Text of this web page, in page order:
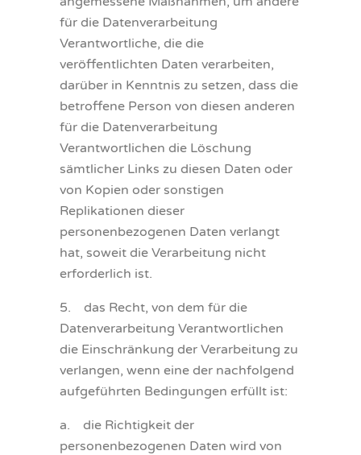
für die Datenverarbeitung
Verantwortliche, die die
veröffentlichten Daten verarbeiten,
darüber in Kenntnis zu setzen, dass die
betroffene Person von diesen anderen
für die Datenverarbeitung
Verantwortlichen die Löschung
sämtlicher Links zu diesen Daten oder
von Kopien oder sonstigen
Replikationen dieser
personenbezogenen Daten verlangt
hat, soweit die Verarbeitung nicht
erforderlich ist.
5. das Recht, von dem für die
Datenverarbeitung Verantwortlichen
die Einschränkung der Verarbeitung zu
verlangen, wenn eine der nachfolgend
aufgeführten Bedingungen erfüllt ist:
a. die Richtigkeit der
personenbezogenen Daten wird von